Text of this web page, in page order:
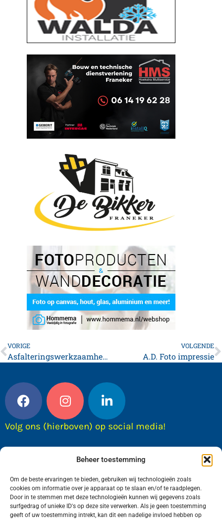
Beheer toestemming
Om de beste ervaringen te bieden, gebruiken wij technologieën zoals
cookies om informatie over je apparaat op te slaan en/of te raadplegen.
Door in te stemmen met deze technologieën kunnen wij gegevens zoals
surfgedrag of unieke ID's op deze site verwerken. Als je geen toestemming
geeft of uw toestemming intrekt, kan dit een nadelige invloed hebben op
VORIGE
Asfalteringswerkzaamheden A31 Franeker – Midlum
VOLGENDE
A.D. Foto impressie
Volg ons (hierboven) op social media!